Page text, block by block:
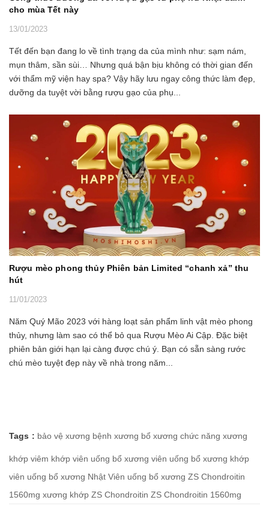
cho mùa Tết này
13/01/2023
Tết đến bạn đang lo về tình trạng da của mình như: sạm nám,
mụn thâm, sần sùi… Nhưng quá bận bịu không có thời gian đến
với thẩm mỹ viện hay spa? Vậy hãy lưu ngay công thức làm đẹp,
dưỡng da tuyệt vời bằng rượu gạo của phụ...
Rượu mèo phong thủy Phiên bản Limited “chanh xả” thu
hút
11/01/2023
Năm Quý Mão 2023 với hàng loạt sản phẩm linh vật mèo phong
thủy, nhưng làm sao có thể bỏ qua Rượu Mèo Ai Cập. Đặc biệt
phiên bản giới hạn lại càng được chú ý. Bạn có sẵn sàng rước
chú mèo tuyệt đẹp này về nhà trong năm...
Tags : bảo vệ xương bệnh xương bổ xương chức năng xương
khớp viêm khớp viên uống bổ xương viên uống bổ xương khớp
viên uống bổ xương Nhật Viên uống bổ xương ZS Chondroitin
1560mg xương khớp ZS Chondroitin ZS Chondroitin 1560mg